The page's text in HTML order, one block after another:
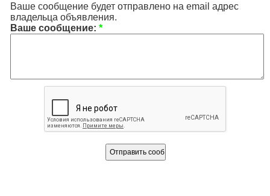
Ваше сообщение будет отправлено на email адрес
владельца объявления.
Ваше сообщение: *